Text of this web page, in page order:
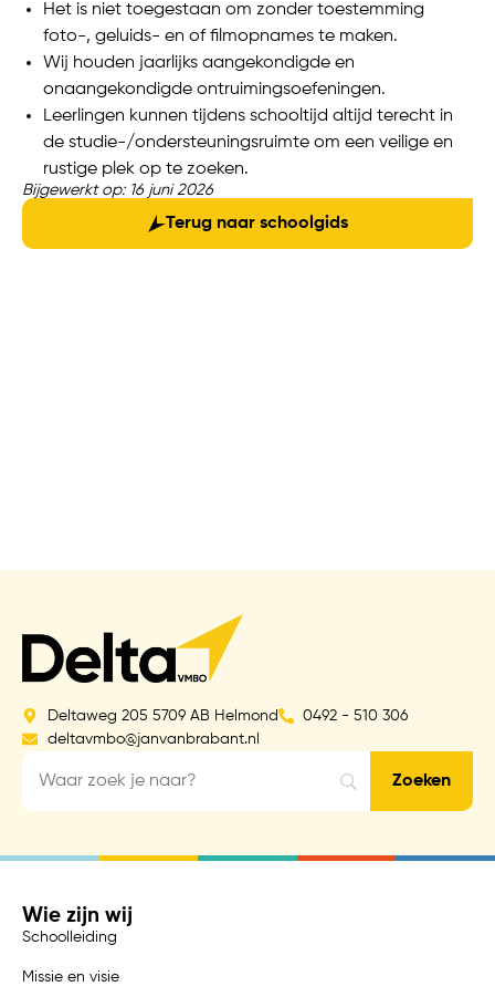
Het is niet toegestaan om zonder toestemming
foto-, geluids- en of filmopnames te maken.
Wij houden jaarlijks aangekondigde en
onaangekondigde ontruimingsoefeningen.
Leerlingen kunnen tijdens schooltijd altijd terecht in
de studie-/ondersteuningsruimte om een veilige en
rustige plek op te zoeken.
Bijgewerkt op: 16 juni 2026
Terug naar schoolgids
Deltaweg 205 5709 AB Helmond
0492 - 510 306
deltavmbo@janvanbrabant.nl
Wie zijn wij
Schoolleiding
Missie en visie